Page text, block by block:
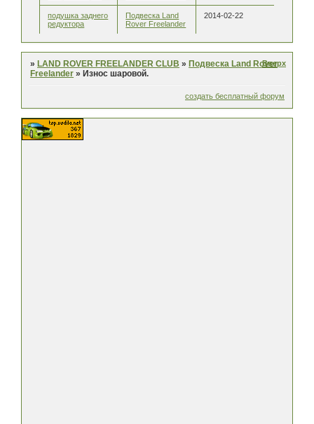
подушка заднего
редуктора
Подвеска Land
Rover Freelander
2014-02-22
» LAND ROVER FREELANDER CLUB » Подвеска Land Rover
Freelander » Износ шаровой.
Вверх
создать бесплатный форум